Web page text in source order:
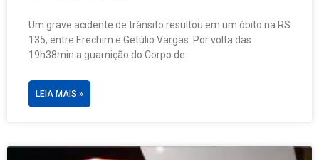
Um grave acidente de trânsito resultou em um óbito na RS
135, entre Erechim e Getúlio Vargas. Por volta das
19h38min a guarnição do Corpo de
LEIA MAIS »